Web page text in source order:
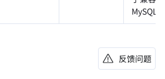
MySQL
反馈问题